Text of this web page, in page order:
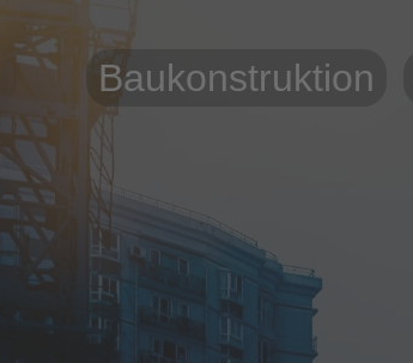
Baukonstruktion